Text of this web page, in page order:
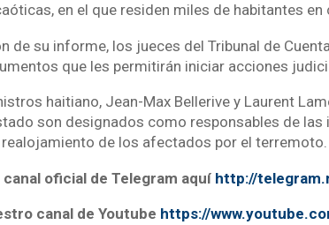
en el que residen miles de habitantes
de su informe, los jueces del Tribunal de
que les permitirán iniciar acciones
haitiano, Jean-Max Bellerive y Laurent
son designados como responsables de las
de los afectados por el terremoto.
oficial de Telegram aquí http://
canal de Youtube https://